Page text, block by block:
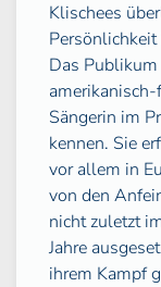
Klischees
Das
Sängerin im
kennen. Sie
vor allem in
von den
nicht zuletzt
Jahre
ihrem Kampf